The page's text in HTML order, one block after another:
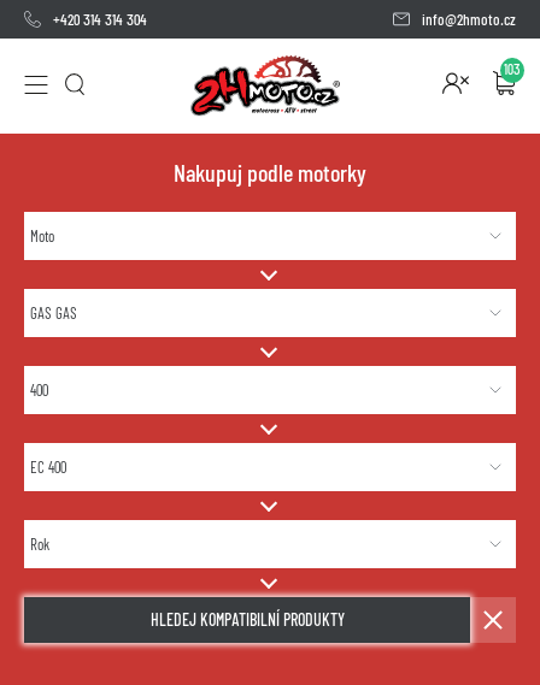
+420 314 314 304 info@2hmoto.cz
103
Nakupuj podle motorky
HLEDEJ KOMPATIBILNÍ PRODUKTY